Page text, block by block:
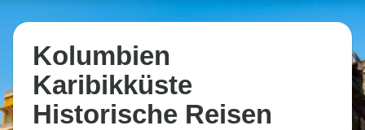
Kolumbien
Karibikküste
Historische Reisen